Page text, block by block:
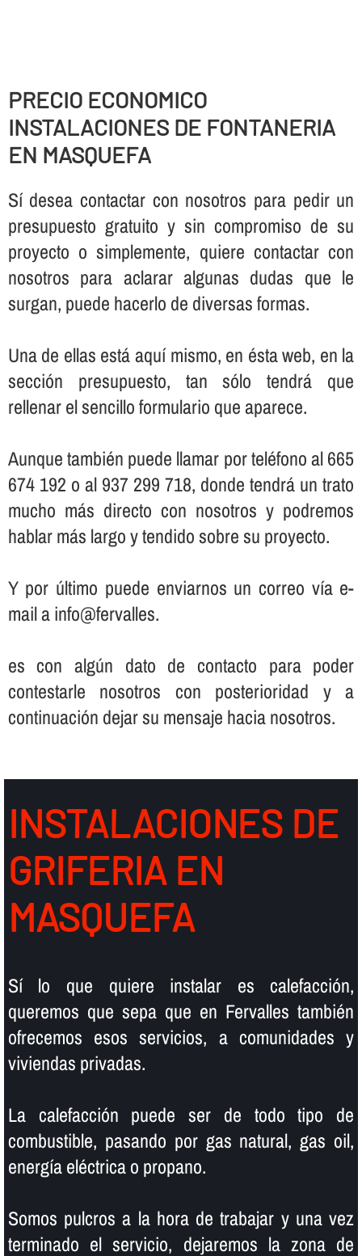
PRECIO ECONOMICO
INSTALACIONES DE FONTANERIA
EN MASQUEFA
Sí­ desea contactar con nosotros para pedir un
presupuesto gratuito y sin compromiso de su
proyecto o simplemente, quiere contactar con
nosotros para aclarar algunas dudas que le
surgan, puede hacerlo de diversas formas.
Una de ellas está aquí­ mismo, en ésta web, en la
sección presupuesto, tan sólo tendrá que
rellenar el sencillo formulario que aparece.
Aunque también puede llamar por teléfono al 665
674 192 o al 937 299 718, donde tendrá un trato
mucho más directo con nosotros y podremos
hablar más largo y tendido sobre su proyecto.
Y por último puede enviarnos un correo ví­a e-
mail a info@fervalles.
es con algún dato de contacto para poder
contestarle nosotros con posterioridad y a
continuación dejar su mensaje hacia nosotros.
INSTALACIONES DE
GRIFERIA EN
MASQUEFA
Sí­ lo que quiere instalar es calefacción,
queremos que sepa que en Fervalles también
ofrecemos esos servicios, a comunidades y
viviendas privadas.
La calefacción puede ser de todo tipo de
combustible, pasando por gas natural, gas oil,
energí­a eléctrica o propano.
Somos pulcros a la hora de trabajar y una vez
terminado el servicio, dejaremos la zona de